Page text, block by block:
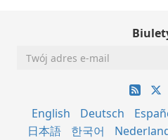
English Deutsch
日本語
한국어